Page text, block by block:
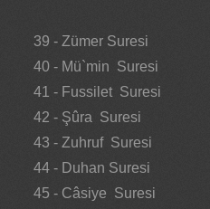
39 - Zümer Suresi
40 - Mü`min Suresi
41 - Fussilet Suresi
42 - Şûra Suresi
43 - Zuhruf Suresi
44 - Duhan Suresi
45 - Câsiye Suresi